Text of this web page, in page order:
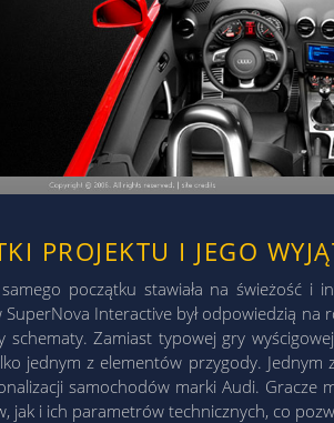
PROJEKTU I JEGO
początku stawiała na świeżość i
Interactive był odpowiedzią na
schematy. Zamiast typowej gry
jednym z elementów przygody. Jednym
samochodów marki Audi. Gracze
jak i ich parametrów technicznych, co